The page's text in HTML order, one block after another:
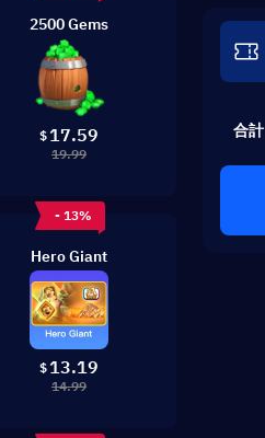
2500 Gems
$ 17.59
19.99
- 13%
Hero Giant
$ 13.19
14.99
合計